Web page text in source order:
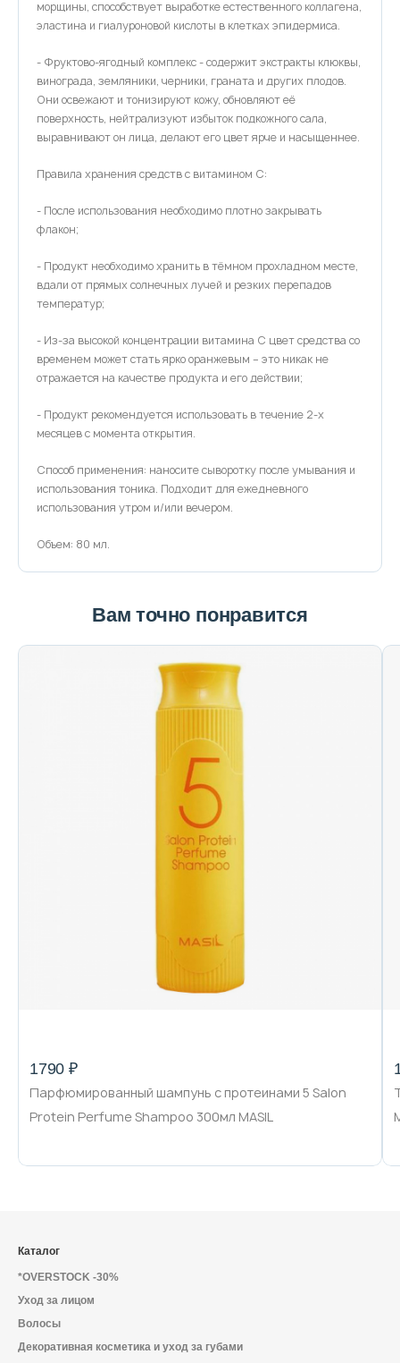
морщины, способствует выработке естественного коллагена,
эластина и гиалуроновой кислоты в клетках эпидермиса.
- Фруктово-ягодный комплекс - содержит экстракты клюквы,
винограда, земляники, черники, граната и других плодов.
Они освежают и тонизируют кожу, обновляют её
поверхность, нейтрализуют избыток подкожного сала,
выравнивают он лица, делают его цвет ярче и насыщеннее.
Правила хранения средств с витамином С:
- После использования необходимо плотно закрывать
флакон;
- Продукт необходимо хранить в тёмном прохладном месте,
вдали от прямых солнечных лучей и резких перепадов
температур;
- Из-за высокой концентрации витамина С цвет средства со
временем может стать ярко оранжевым – это никак не
отражается на качестве продукта и его действии;
- Продукт рекомендуется использовать в течение 2-х
месяцев с момента открытия.
Способ применения: наносите сыворотку после умывания и
использования тоника. Подходит для ежедневного
использования утром и/или вечером.
Объем: 80 мл.
Вам точно понравится
1790 ₽
Парфюмированный шампунь с протеинами 5 Salon
Protein Perfume Shampoo 300мл MASIL
Каталог
*OVERSTOCK -30%
Уход за лицом
Волосы
Декоративная косметика и уход за губами